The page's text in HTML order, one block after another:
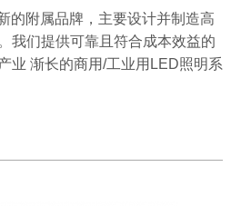
的附属品牌，主要设计并制造高
我们提供可靠且符合成本效益的
业 渐长的商用/工业用LED照明系